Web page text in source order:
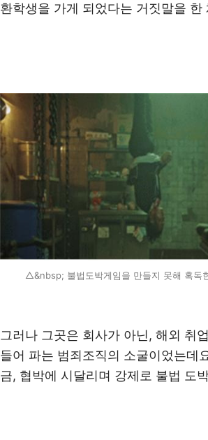
환학생을 가게 되었다는 거짓말을
△&nbsp; 불법도박게임을 만들지 못해 혹
그러나 그곳은 회사가 아닌 , 해외 취
들어 파는 범죄조직의 소굴이었는데
금, 협박에 시달리며 강제로 불법 도